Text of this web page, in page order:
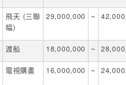
飛天 (三聯
幅)
29,000,000 ~
渡船 18,000,000 ~
電視購畫 16,000,000 ~